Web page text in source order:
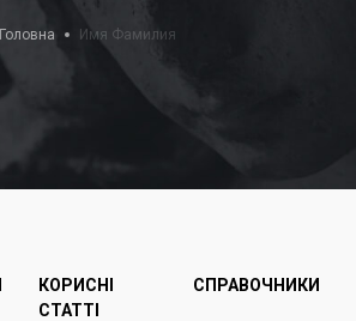
Головна Имя Фамилия
КОРИСНІ
СТАТТІ
СПРАВОЧНИКИ